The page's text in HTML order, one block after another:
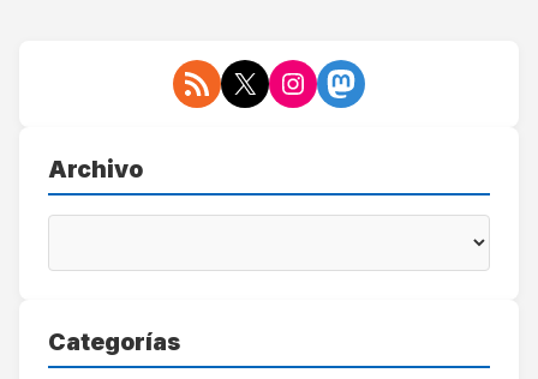
Archivo
Categorías